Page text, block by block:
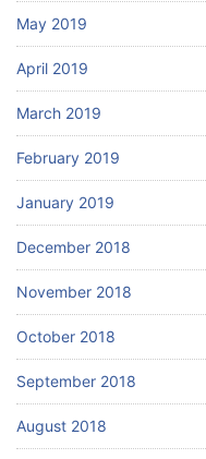
May 2019
April 2019
March 2019
February 2019
January 2019
December 2018
November 2018
October 2018
September 2018
August 2018